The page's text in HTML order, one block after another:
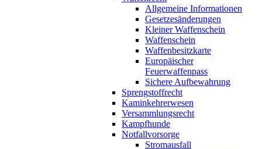
Allgemeine Informationen
Gesetzesänderungen
Kleiner Waffenschein
Waffenschein
Waffenbesitzkarte
Europäischer
Feuerwaffenpass
Sichere Aufbewahrung
Sprengstoffrecht
Kaminkehrerwesen
Versammlungsrecht
Kampfhunde
Notfallvorsorge
Stromausfall